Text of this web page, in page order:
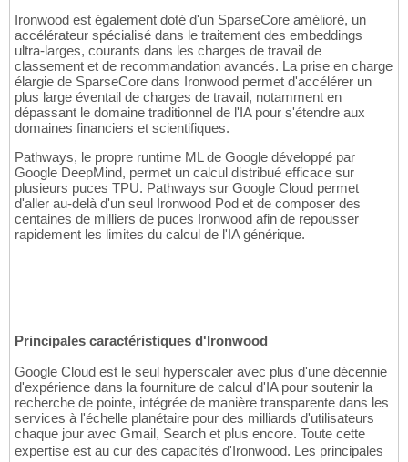
Ironwood est également doté d'un SparseCore amélioré, un
accélérateur spécialisé dans le traitement des embeddings
ultra-larges, courants dans les charges de travail de
classement et de recommandation avancés. La prise en charge
élargie de SparseCore dans Ironwood permet d'accélérer un
plus large éventail de charges de travail, notamment en
dépassant le domaine traditionnel de l'IA pour s'étendre aux
domaines financiers et scientifiques.
Pathways, le propre runtime ML de Google développé par
Google DeepMind, permet un calcul distribué efficace sur
plusieurs puces TPU. Pathways sur Google Cloud permet
d'aller au-delà d'un seul Ironwood Pod et de composer des
centaines de milliers de puces Ironwood afin de repousser
rapidement les limites du calcul de l'IA générique.
Principales caractéristiques d'Ironwood
Google Cloud est le seul hyperscaler avec plus d'une décennie
d'expérience dans la fourniture de calcul d'IA pour soutenir la
recherche de pointe, intégrée de manière transparente dans les
services à l'échelle planétaire pour des milliards d'utilisateurs
chaque jour avec Gmail, Search et plus encore. Toute cette
expertise est au cur des capacités d'Ironwood. Les principales